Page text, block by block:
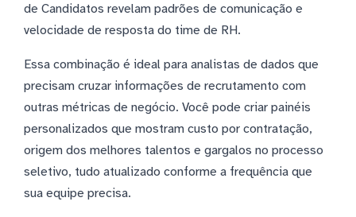
de Candidatos revelam padrões de comunicação e
velocidade de resposta do time de RH.
Essa combinação é ideal para analistas de dados que
precisam cruzar informações de recrutamento com
outras métricas de negócio. Você pode criar painéis
personalizados que mostram custo por contratação,
origem dos melhores talentos e gargalos no processo
seletivo, tudo atualizado conforme a frequência que
sua equipe precisa.